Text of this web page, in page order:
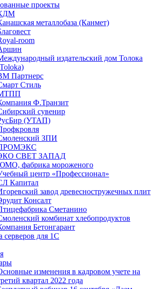
проекты
металлобаза (Канмет)
room
издательский дом Толока
Партнерс
Стиль
Ф.Транзит
сувенир
(УТАП)
ЗПИ
СВЕТ ЗАПАД
фабрика мороженого
центр «Профессионал»
Капитал
завод древесностружечных плит
Консалт
Сметанино
комбинат хлебопродуктов
Бетонгарант
серверов для 1С
изменения в кадровом учете на
квартал 2022 года